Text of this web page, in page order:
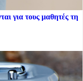
για τους μαθητές τη